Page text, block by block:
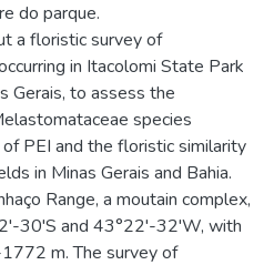
do parque.
a floristic survey of
in Itacolomi State Park
Gerais, to assess the
species
PEI and the floristic similarity
in Minas Gerais and Bahia.
Range, a moutain complex,
30'S and 43°22'-32'W, with
m. The survey of